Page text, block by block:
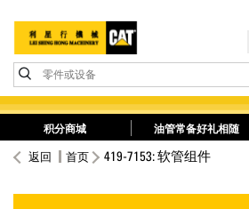
零件或设备
积分商城 油管常备好礼相随
返回 首页 419-7153: 软管组件